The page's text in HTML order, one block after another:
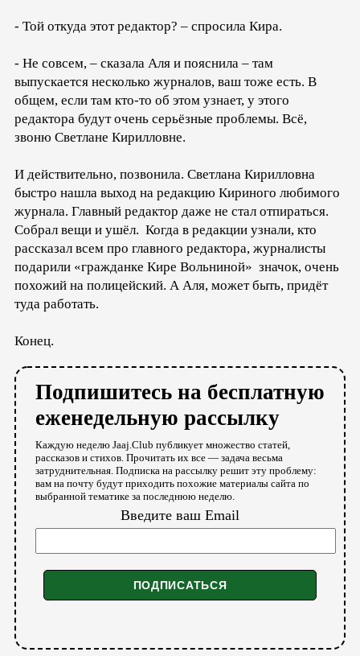
- Той откуда этот редактор? – спросила Кира.
- Не совсем, – сказала Аля и пояснила – там
выпускается несколько журналов, ваш тоже есть. В
общем, если там кто-то об этом узнает, у этого
редактора будут очень серьёзные проблемы. Всё,
звоню Светлане Кирилловне.
И действительно, позвонила. Светлана Кирилловна
быстро нашла выход на редакцию Кириного любимого
журнала. Главный редактор даже не стал отпираться.
Собрал вещи и ушёл. Когда в редакции узнали, кто
рассказал всем про главного редактора, журналисты
подарили «гражданке Кире Вольниной» значок, очень
похожий на полицейский. А Аля, может быть, придёт
туда работать.
Конец.
Подпишитесь на бесплатную
еженедельную рассылку
Каждую неделю Jaaj.Club публикует множество статей,
рассказов и стихов. Прочитать их все — задача весьма
затруднительная. Подписка на рассылку решит эту проблему:
вам на почту будут приходить похожие материалы сайта по
выбранной тематике за последнюю неделю.
Введите ваш Email